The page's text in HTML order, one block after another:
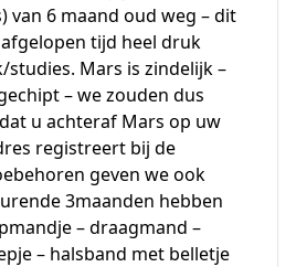
van 6 maand oud weg – dit
tijd heel druk
Mars is zindelijk –
– we zouden dus
u achteraf Mars op uw
registreert bij de
geven we ook
3maanden hebben
– draagmand –
– halsband met belletje